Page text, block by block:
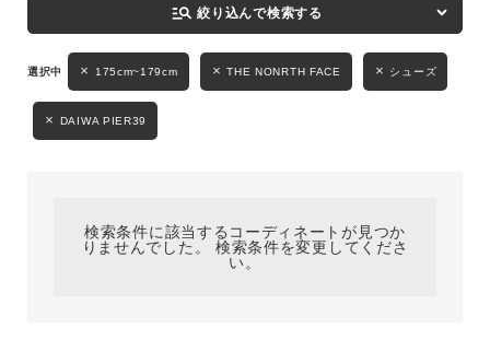
性別
MENS LADIES KIDS
manage_search 絞り込んで検索する
175cm~179cm THE NONRTH FACE シューズ
DAIWA PIER39
検索条件に該当するコーディネートが見つか
りませんでした。 検索条件を変更してくださ
い。